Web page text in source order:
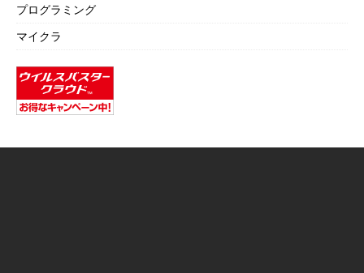
プログラミング
マイクラ